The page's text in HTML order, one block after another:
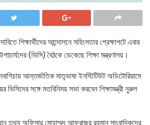
শিক্ষার্থীদের আন্দোলনে সহিংসতার প্রেক্ষাপটে এবার
(ভিসি) বৈঠকে ডেকেছে শিক্ষা মন্ত্রণালয়।
আন্তর্জাতিক মাতৃভাষা ইনস্টিটিউট অডিটোরিয়ামে
ভিসিদের সঙ্গে মতবিনিময় সভা করবেন শিক্ষামন্ত্রী নুরুল
তথ্য অফিসার মোহাম্মদ আফরাজুর রহমান সাংবাদিকদের